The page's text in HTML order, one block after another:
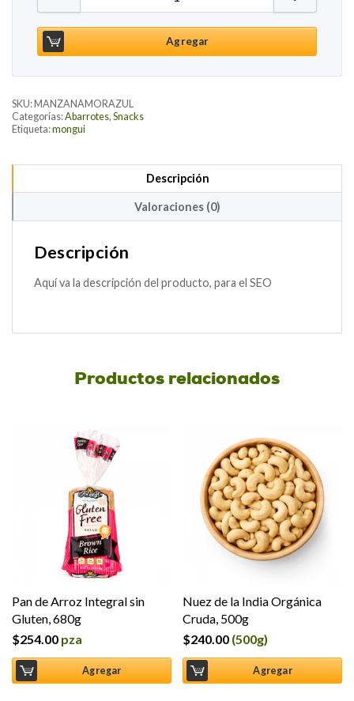
Agregar
SKU: MANZANAMORAZUL
Categorías:Abarrotes, Snacks
Etiqueta:mongui
Descripción
Valoraciones (0)
Descripción
Aquí va la descripción del producto, para el SEO
Productos relacionados
Pan de Arroz Integral sin
Gluten, 680g
$254.00 pza
Agregar
Nuez de la India Orgánica
Cruda, 500g
$240.00 (500g)
Agregar